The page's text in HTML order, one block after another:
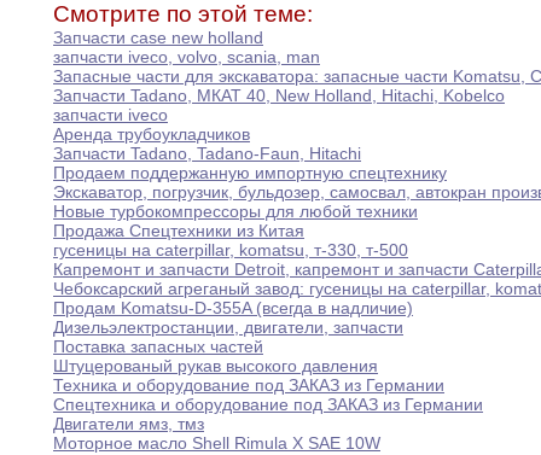
Смотрите по этой теме:
Запчасти case new holland
запчасти iveco, volvo, scania, man
Запасные части для экскаватора: запасные части Komatsu,
Запчасти Tadano, МКАТ 40, New Holland, Hitachi, Kobelco
запчасти iveco
Аренда трубоукладчиков
Запчасти Tadano, Tadano-Faun, Hitachi
Продаем поддержанную импортную спецтехнику
Экскаватор, погрузчик, бульдозер, самосвал, автокран
Новые турбокомпрессоры для любой техники
Продажа Спецтехники из Китая
гусеницы на caterpillar, komatsu, т-330, т-500
Капремонт и запчасти Detroit, капремонт и запчасти
Чебоксарский агреганый завод: гусеницы на caterpillar,
Продам Komatsu-D-355A (всегда в надличие)
Дизельэлектростанции, двигатели, запчасти
Поставка запасных частей
Штуцерованый рукав высокого давления
Техника и оборудование под ЗАКАЗ из Германии
Спецтехника и оборудование под ЗАКАЗ из Германии
Двигатели ямз, тмз
Mоторное масло Shell Rimula X SAE 10W